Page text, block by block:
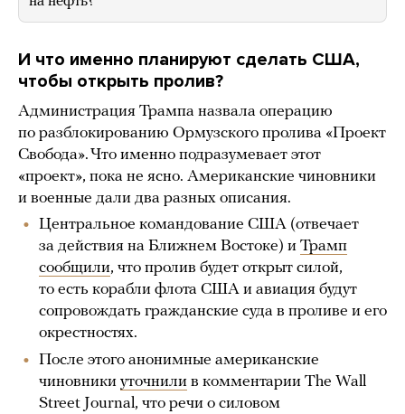
И что именно планируют сделать США,
чтобы открыть пролив?
Администрация Трампа назвала операцию
по разблокированию Ормузского пролива «Проект
Свобода». Что именно подразумевает этот
«проект», пока не ясно. Американские чиновники
и военные дали два разных описания.
Центральное командование США (отвечает
за действия на Ближнем Востоке) и Трамп
сообщили, что пролив будет открыт силой,
то есть корабли флота США и авиация будут
сопровождать гражданские суда в проливе и его
окрестностях.
После этого анонимные американские
чиновники уточнили в комментарии The Wall
Street Journal, что речи о силовом